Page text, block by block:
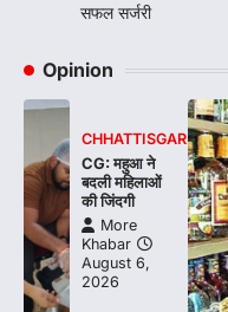
सफल सर्जरी
Opinion
CHHATTISGARH
CG: महुआ ने
बदली महिलाओं
की जिंदगी
More
Khabar
August 6,
2026